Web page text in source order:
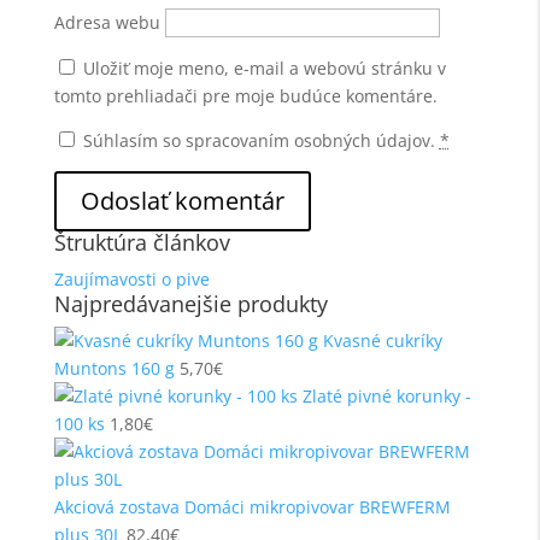
Adresa webu
Uložiť moje meno, e-mail a webovú stránku v
tomto prehliadači pre moje budúce komentáre.
Súhlasím so spracovaním osobných údajov. *
Štruktúra článkov
Zaujímavosti o pive
Najpredávanejšie produkty
Kvasné cukríky
Muntons 160 g 5,70€
Zlaté pivné korunky -
100 ks 1,80€
Akciová zostava Domáci mikropivovar BREWFERM
plus 30L 82,40€